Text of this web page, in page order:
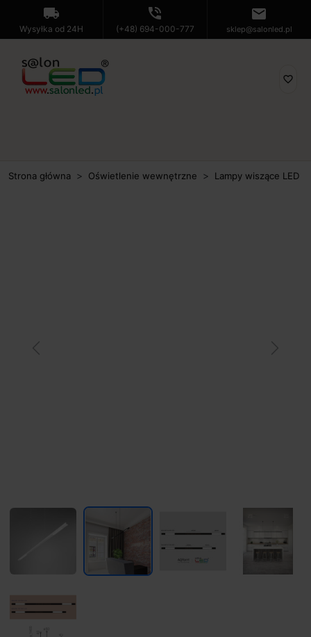
local_shipping
Wysyłka od 24H
phone_in_talk
(+48) 694-000-777
mail
sklep@salonled.pl
favorite_border
Strona główna Oświetlenie wewnętrzne Lampy wiszące LED